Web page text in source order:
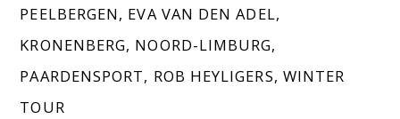
PEELBERGEN, EVA VAN DEN ADEL,
KRONENBERG, NOORD-LIMBURG,
PAARDENSPORT, ROB HEYLIGERS, WINTER
TOUR